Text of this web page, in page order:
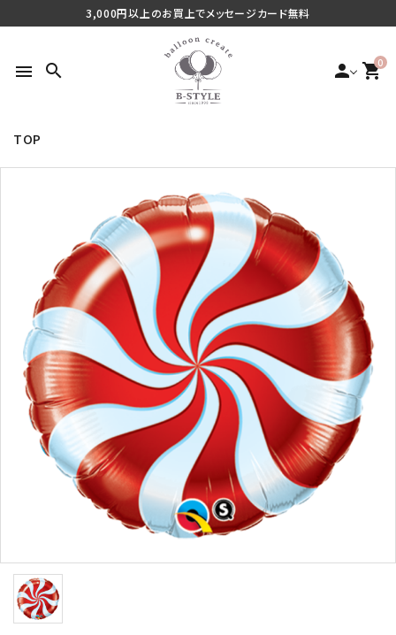
3,000円以上のお買上でメッセージカード無料
menu search person 0
shopping_cart
最近チェックした商品
ご利用シーンから探す
商品タイプから探す
価格から探す
コンテンツ
ガイドライン
ACCOUNT MENU
meeting_room ログイン
TOP